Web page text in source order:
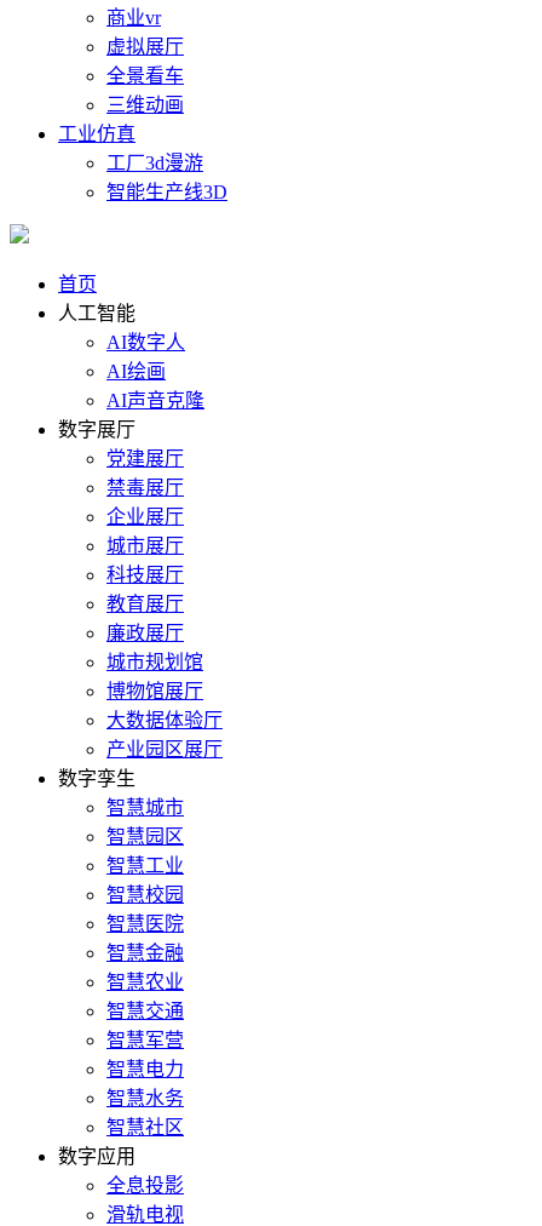
商业vr
虚拟展厅
全景看车
三维动画
工业仿真
工厂3d漫游
智能生产线3D
首页
人工智能
AI数字人
AI绘画
AI声音克隆
数字展厅
党建展厅
禁毒展厅
企业展厅
城市展厅
科技展厅
教育展厅
廉政展厅
城市规划馆
博物馆展厅
大数据体验厅
产业园区展厅
数字孪生
智慧城市
智慧园区
智慧工业
智慧校园
智慧医院
智慧金融
智慧农业
智慧交通
智慧军营
智慧电力
智慧水务
智慧社区
数字应用
全息投影
滑轨电视